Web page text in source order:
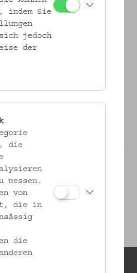
durch die aktuellen
indem Sie
jedoch
der
die
messen.
von
die in
die